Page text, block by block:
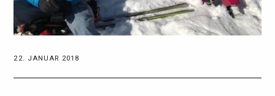
22. JANUAR 2018